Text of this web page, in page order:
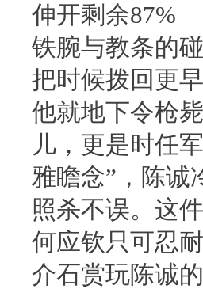
伸开剩余87%
铁腕与教条的
把时候拨回更
他就地下令枪
儿，更是时任
雅瞻念”，陈诚
照杀不误。这
何应钦只可忍
介石赏玩陈诚